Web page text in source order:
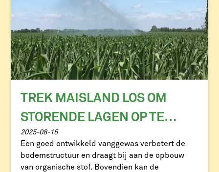
TREK MAISLAND LOS OM
STORENDE LAGEN OP TE
HEFFEN
2025-08-15
Een goed ontwikkeld vanggewas verbetert de
bodemstructuur en draagt bij aan de opbouw
van organische stof. Bovendien kan de